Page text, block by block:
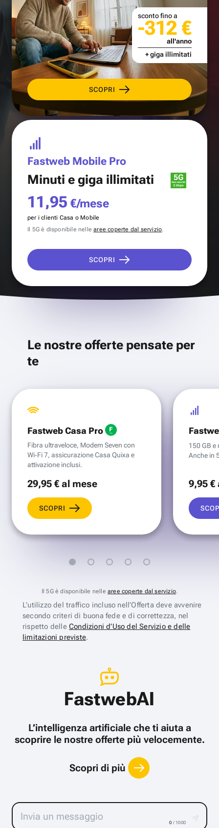
SCOPRI
sconto fino a
-312 €
all'anno
+ giga illimitati
Fastweb Mobile Pro
Minuti e giga illimitati
11,95 €/mese
per i clienti Casa o Mobile
Il 5G è disponibile nellearee coperte dal servizio.
SCOPRI
Le nostre offerte pensate per
te
Fastweb Casa Pro
Fibra ultraveloce, Modem Seven con
Wi‑Fi 7, assicurazione Casa Quixa e
attivazione inclusi.
29,95 €al mese
SCOPRI
150 GB e
Anche in
9,95 €
Il 5G è disponibile nelle aree coperte dal servizio.
L’utilizzo del traffico incluso nell’Offerta deve avvenire
secondo criteri di buona fede e di correttezza, nel
rispetto delle Condizioni d’Uso del Servizio e delle
limitazioni previste.
FastwebAI
L’intelligenza artificiale che ti aiuta a
scoprire le nostre offerte più velocemente.
Scopri di più
0 / 1000